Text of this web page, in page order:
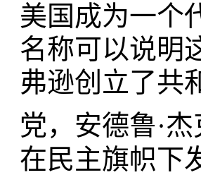
美国成为一个
名称可以说明
弗逊创立了共
党，安德鲁·
在民主旗帜下